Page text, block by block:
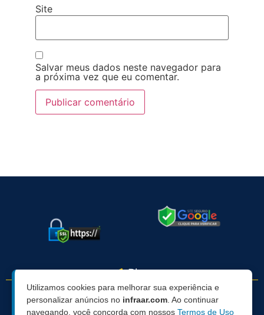
Site
Salvar meus dados neste navegador para
a próxima vez que eu comentar.
Blog
Utilizamos cookies para melhorar sua experiência e
personalizar anúncios no infraar.com . Ao continuar
navegando, você concorda com nossos Termos de Uso